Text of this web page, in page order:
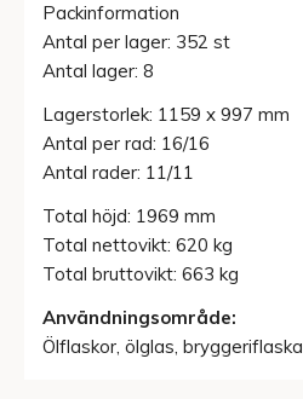
Packinformation
Antal per lager: 352 st
Antal lager: 8
Lagerstorlek: 1159 x 997 mm
Antal per rad: 16/16
Antal rader: 11/11
Total höjd: 1969 mm
Total nettovikt: 620 kg
Total bruttovikt: 663 kg
Användningsområde:
Ölflaskor, ölglas, bryggeriflaska